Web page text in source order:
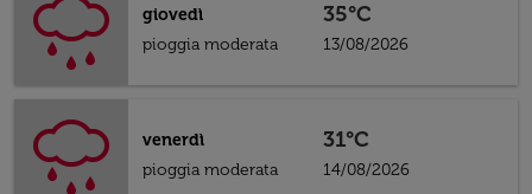
giovedì
pioggia moderata
35°C
13/08/2026
venerdì
pioggia moderata
31°C
14/08/2026